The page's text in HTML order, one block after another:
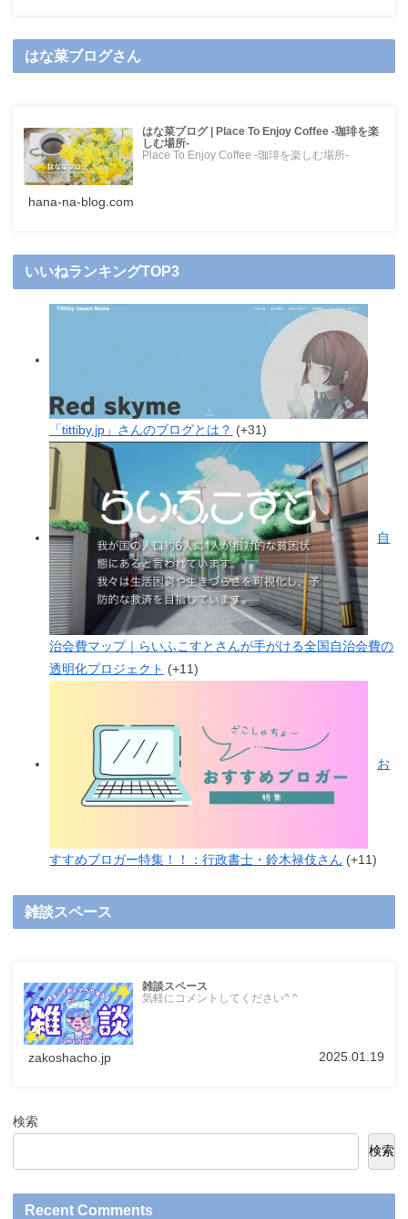
はな菜ブログさん
はな菜ブログ | Place To Enjoy Coffee -珈琲を楽
しむ場所-
Place To Enjoy Coffee -珈琲を楽しむ場所-
hana-na-blog.com
いいねランキングTOP3
「tittiby.jp」さんのブログとは？ +31
自
治会費マップ｜らいふこすとさんが手がける全国自治会費の
透明化プロジェクト
+11
お
すすめブロガー特集！！：行政書士・鈴木禄伎さん +11
雑談スペース
雑談スペース
気軽にコメントしてください^ ^
zakoshacho.jp 2025.01.19
検索
検索
Recent Comments